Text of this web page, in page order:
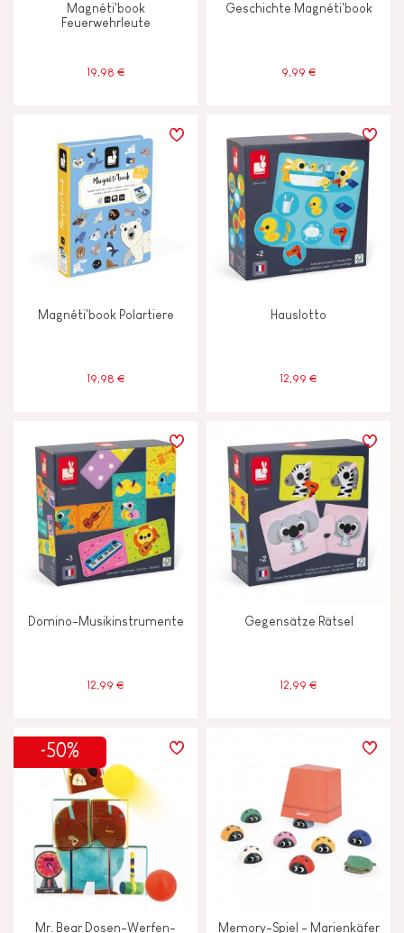
Magnéti'book
Feuerwehrleute
19,98 €
Geschichte Magnéti'book
9,99 €
Magnéti'book Polartiere
19,98 €
Hauslotto
12,99 €
Domino-Musikinstrumente
12,99 €
Gegensätze Rätsel
12,99 €
-50%
Mr. Bear Dosen-Werfen- Memory-Spiel - Marienkäfer